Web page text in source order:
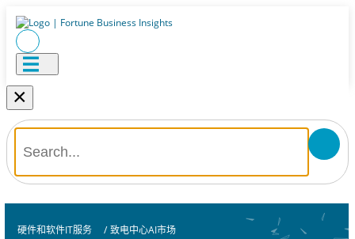
×
硬件和软件IT服务 / 致电中心AI市场